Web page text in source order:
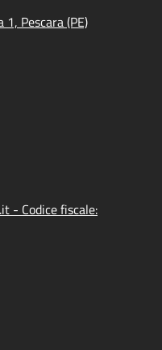
Pescara (PE)
- Codice fiscale: